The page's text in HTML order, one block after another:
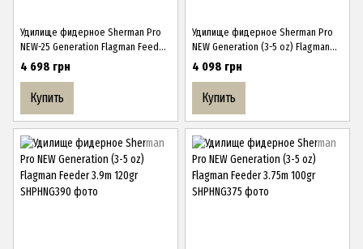
Удилище фидерное Sherman Pro
NEW-25 Generation Flagman Feeder
4.0m 180gr
4 698 грн
Купить
Удилище фидерное Sherman Pro
NEW Generation (3-5 oz) Flagman
Feeder 3.6m 150gr
4 098 грн
Купить